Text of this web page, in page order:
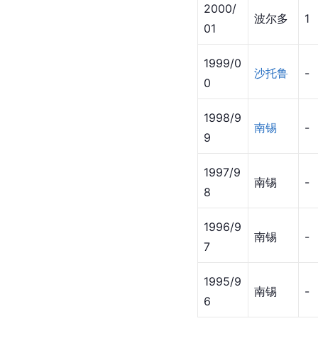
2000/
01
波尔多 1
1999/0
0
沙托鲁 -
1998/9
9
南锡 -
1997/9
8
南锡 -
1996/9
7
南锡 -
1995/9
6
南锡 -